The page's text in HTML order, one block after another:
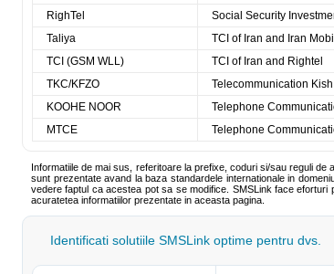
RighTel
Social Security
Taliya
TCI of Iran and Iran
TCI (GSM WLL)
TCI of Iran and Rightel
TKC/KFZO
Telecommunication
KOOHE NOOR
Telephone
MTCE
Telephone
Informatiile de mai sus, referitoare la prefixe, coduri si/sau reguli
sunt prezentate avand la baza standardele internationale in
vedere faptul ca acestea pot sa se modifice. SMSLink face
acuratetea informatiilor prezentate in aceasta pagina.
Identificati solutiile SMSLink optime pentru dvs.